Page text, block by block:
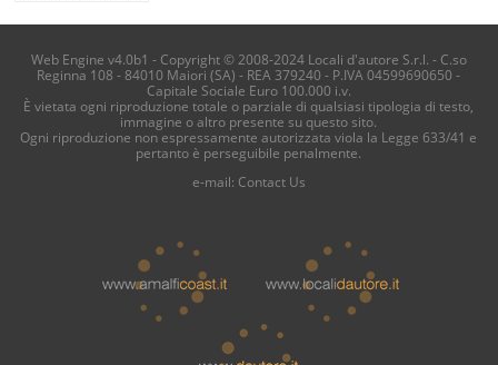
Web Engine v4.0b1 - Copyright © 2008-2024 Locali d'autore S.r.l. - C.so
Reginna 108 - 84010 Maiori (SA) - REA 379240 - P.IVA 04599690650 -
Capitale Sociale Euro 100.000 i.v.
È vietata ogni riproduzione totale o parziale di qualsiasi tipologia di testo,
immagine o altro presente su questo sito.
Ogni riproduzione non espressamente autorizzata viola la Legge 633/41 e
pertanto è perseguibile penalmente.
e-mail: Contact Us